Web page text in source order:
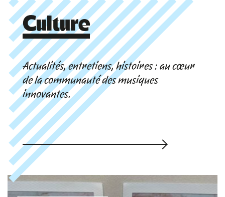
Culture
Actualités, entretiens, histoires : au cœur
de la communauté des musiques
innovantes.